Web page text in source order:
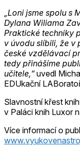
„Loni jsme spolu s
Dylana Wiliama
Praktické techniky
v úvodu slíbili, že v
české vzdělávací
tedy přinášíme
učitele,“uvedl
EDUkační
Slavnostní křest
v Paláci knih Luxor
Více informací o